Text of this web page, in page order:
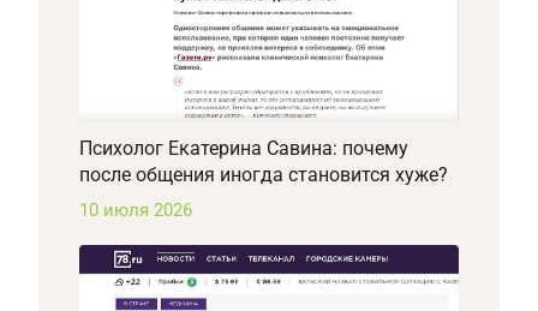
Психолог Екатерина Савина: почему
после общения иногда становится хуже?
10 июля 2026